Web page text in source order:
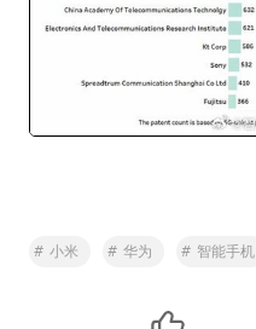
# 小米 # 华为 # 智能手机